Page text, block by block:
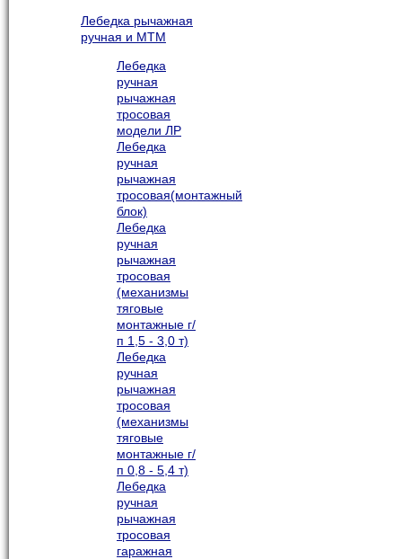
Лебедка рычажная
ручная и МТМ
Лебедка
ручная
рычажная
тросовая
модели ЛР
Лебедка
ручная
рычажная
тросовая(монтажный
блок)
Лебедка
ручная
рычажная
тросовая
(механизмы
тяговые
монтажные г/
п 1,5 - 3,0 т)
Лебедка
ручная
рычажная
тросовая
(механизмы
тяговые
монтажные г/
п 0,8 - 5,4 т)
Лебедка
ручная
рычажная
тросовая
гаражная